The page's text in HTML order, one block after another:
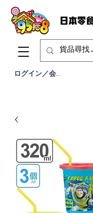
ログイン／会員登録